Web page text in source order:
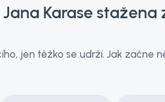
Karase stažena
jen těžko se udrží. Jak začne